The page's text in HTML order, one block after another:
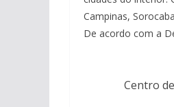
Campinas,
De acordo com a
Centro